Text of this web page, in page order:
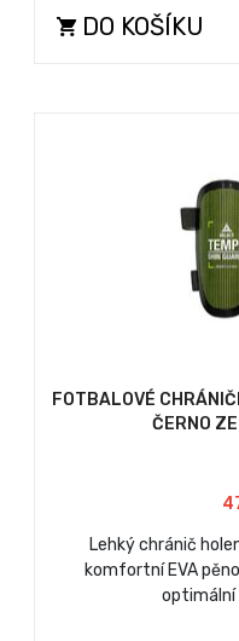
DO KOŠÍKU
FOTBALOVÉ
ČERNO
Lehký chránič
komfortní EVA
optimální